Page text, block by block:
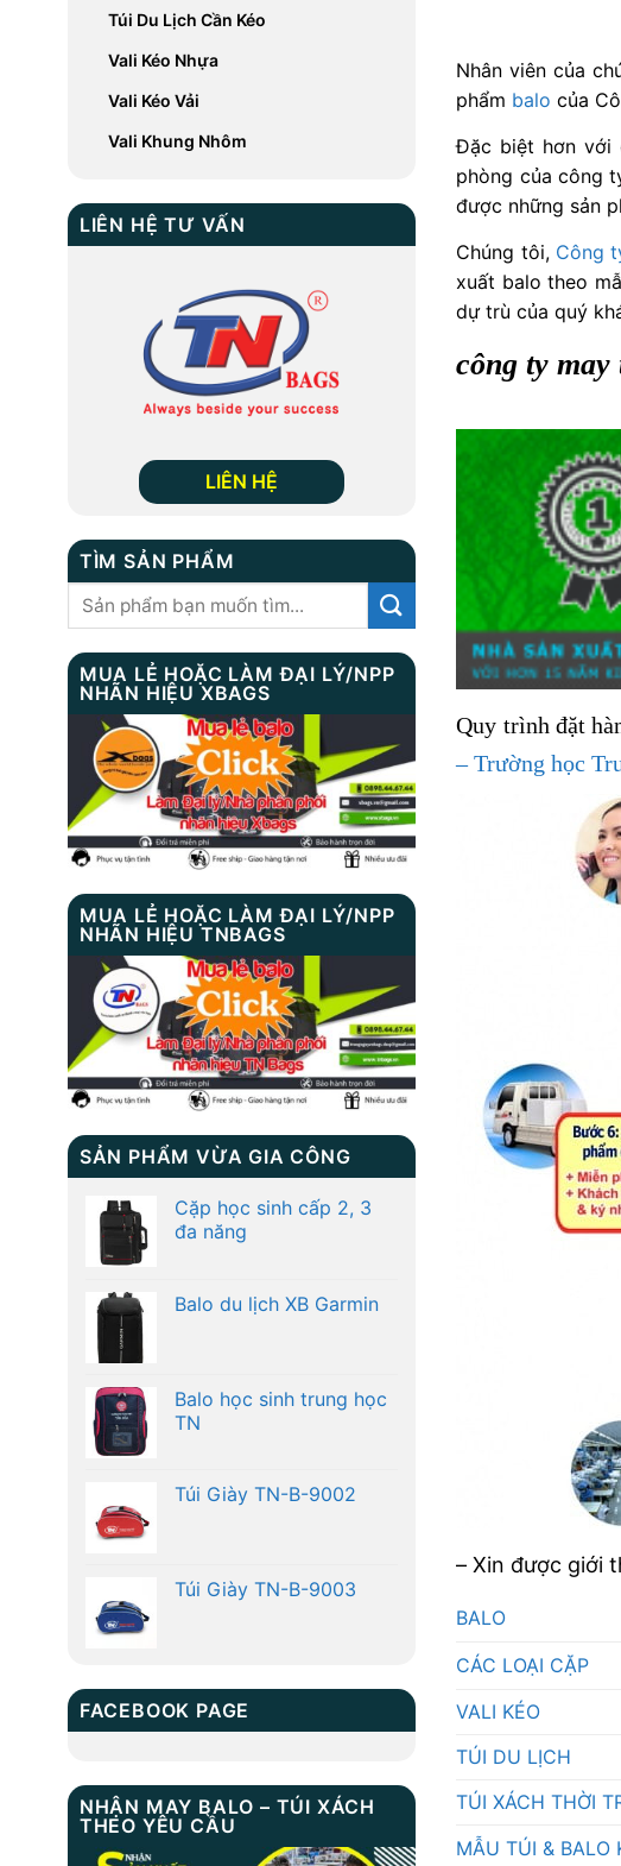
Túi Du Lịch Cần Kéo
Vali Kéo Nhựa
Vali Kéo Vải
Vali Khung Nhôm
LIÊN HỆ TƯ VẤN
LIÊN HỆ
TÌM SẢN PHẨM
Tìm
MUA LẺ HOẶC LÀM ĐẠI LÝ/NPP
NHÃN HIỆU XBAGS
MUA LẺ HOẶC LÀM ĐẠI LÝ/NPP
NHÃN HIỆU TNBAGS
SẢN PHẨM VỪA GIA CÔNG
Cặp học sinh cấp 2, 3
đa năng
Balo du lịch XB Garmin
Balo học sinh trung học
TN
Túi Giày TN-B-9002
Túi Giày TN-B-9003
FACEBOOK PAGE
NHẬN MAY BALO – TÚI XÁCH
THEO YÊU CẦU
Nhân viên của
phẩm balo của
Đặc biệt hơn với
phòng của công
được những sản
Chúng tôi, Công
xuất balo theo
dự trù của quý
công ty
Quy trình đặt
– Trường học
– Xin được giới
BALO
CÁC LOẠI CẶP
VALI KÉO
TÚI DU LỊCH
TÚI XÁCH THỜI
MẪU TÚI & BALO